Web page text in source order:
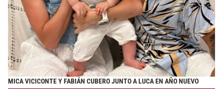
MICA VICICONTE Y FABIÁN CUBERO JUNTO A LUCA EN AÑO NUEVO